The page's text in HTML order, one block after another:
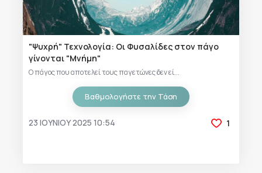
"Ψυχρή" Τεχνολογία: Οι Φυσαλίδες στον πάγο
γίνονται "Μνήμη"
Ο πάγος που αποτελεί τους παγετώνες δεν εί...
Βαθμολογήστε την Τάση
23 ΙΟΥΝΊΟΥ 2025 10:54 1